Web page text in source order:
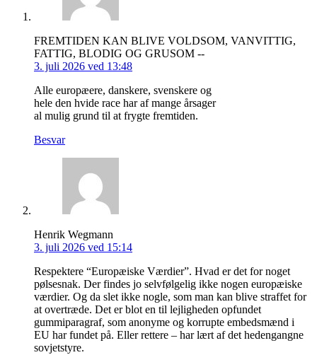
FREMTIDEN KAN BLIVE VOLDSOM, VANVITTIG,
FATTIG, BLODIG OG GRUSOM --
3. juli 2026 ved 13:48
Alle europæere, danskere, svenskere og
hele den hvide race har af mange årsager
al mulig grund til at frygte fremtiden.
Besvar
Henrik Wegmann
3. juli 2026 ved 15:14
Respektere “Europæiske Værdier”. Hvad er det for noget
pølsesnak. Der findes jo selvfølgelig ikke nogen europæiske
værdier. Og da slet ikke nogle, som man kan blive straffet for
at overtræde. Det er blot en til lejligheden opfundet
gummiparagraf, som anonyme og korrupte embedsmænd i
EU har fundet på. Eller rettere – har lært af det hedengangne
sovjetstyre.